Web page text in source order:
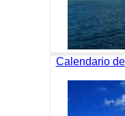
Calendario